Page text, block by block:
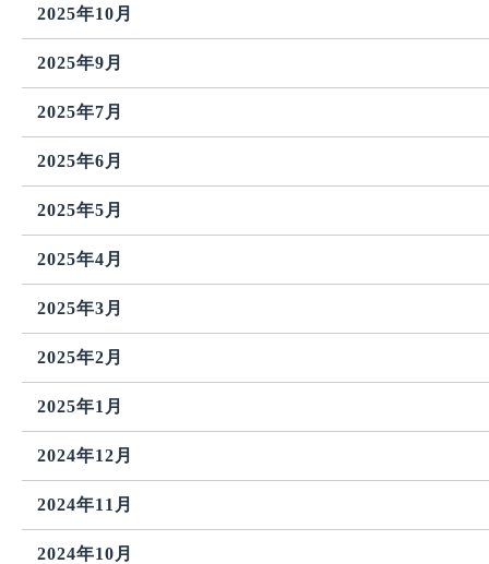
2025年10月
2025年9月
2025年7月
2025年6月
2025年5月
2025年4月
2025年3月
2025年2月
2025年1月
2024年12月
2024年11月
2024年10月